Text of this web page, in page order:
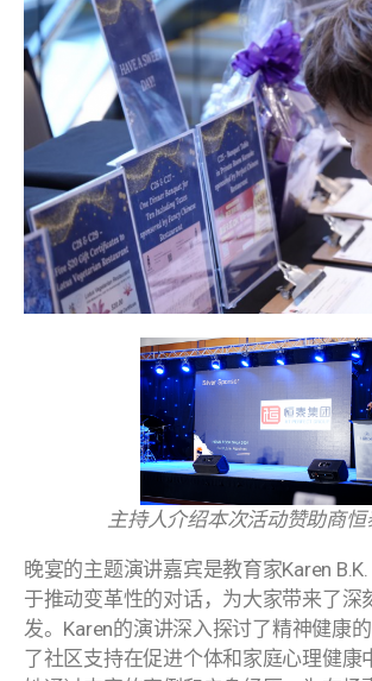
主持人介绍本次活动赞助商恒
晚宴的主题演讲嘉宾是教育家Karen
于推动变革性的对话，为大家带来了深
发。Karen的演讲深入探讨了精神健康
了社区支持在促进个体和家庭心理健康